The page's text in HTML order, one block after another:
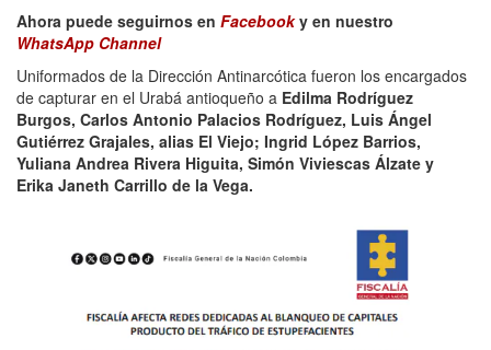
Ahora puede seguirnos en Facebooky en nuestro
WhatsApp Channel
Uniformados de la Dirección Antinarcótica fueron los encargados
de capturar en el Urabá antioqueño a Edilma Rodríguez
Burgos, Carlos Antonio Palacios Rodríguez, Luis Ángel
Gutiérrez Grajales, alias El Viejo; Ingrid López Barrios,
Yuliana Andrea Rivera Higuita, Simón Viviescas Álzate y
Erika Janeth Carrillo de la Vega.